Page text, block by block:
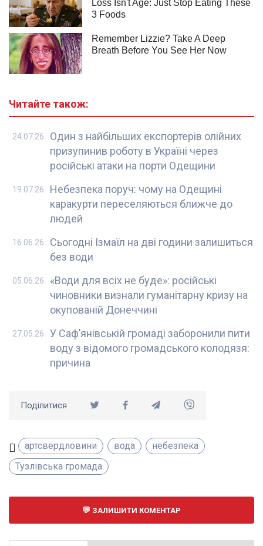
Читайте також:
Один з найбільших експортерів олійних
призупинив роботу в Україні через
російські атаки на порти Одещини
24.07.26
Небезпека поруч: чому на Одещині
каракурти переселяються ближче до
людей
19.07.26
Сьогодні Ізмаїл на дві години залишиться
без води
16.06.26
«Води для всіх не буде»: російські
чиновники визнали гуманітарну кризу на
окупованій Донеччині
05.06.26
У Саф’янівській громаді заборонили пити
воду з відомого громадського колодязя:
причина
27.05.26
Поділитися
артсвердловини вода
небезпека
Тузлівська громада
ЗАЛИШИТИ КОМЕНТАР